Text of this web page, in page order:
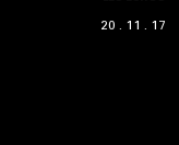
20 . 11 . 17